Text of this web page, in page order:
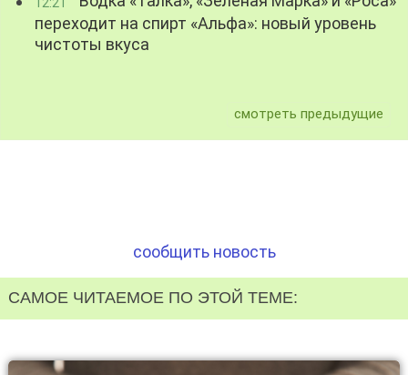
переходит на спирт «Альфа»: новый уровень
чистоты вкуса
смотреть предыдущие
сообщить новость
САМОЕ ЧИТАЕМОЕ ПО ЭТОЙ ТЕМЕ: